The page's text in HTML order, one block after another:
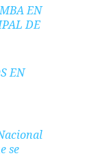
EN
DE
EN
se